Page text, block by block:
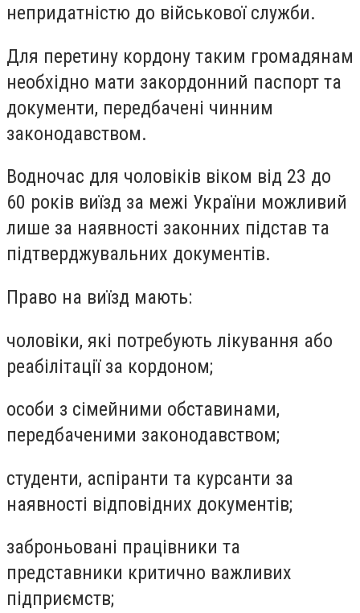
непридатністю до військової служби.
Для перетину кордону таким громадянам
необхідно мати закордонний паспорт та
документи, передбачені чинним
законодавством.
Водночас для чоловіків віком від 23 до
60 років виїзд за межі України можливий
лише за наявності законних підстав та
підтверджувальних документів.
Право на виїзд мають:
чоловіки, які потребують лікування або
реабілітації за кордоном;
особи з сімейними обставинами,
передбаченими законодавством;
студенти, аспіранти та курсанти за
наявності відповідних документів;
заброньовані працівники та
представники критично важливих
підприємств;